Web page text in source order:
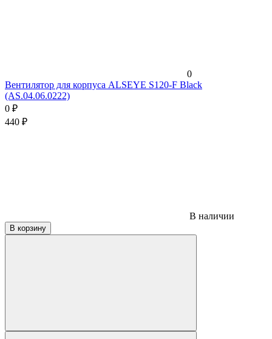
0
Вентилятор для корпуса ALSEYE S120-F Black
(AS.04.06.0222)
0 ₽
440 ₽
В наличии
В корзину